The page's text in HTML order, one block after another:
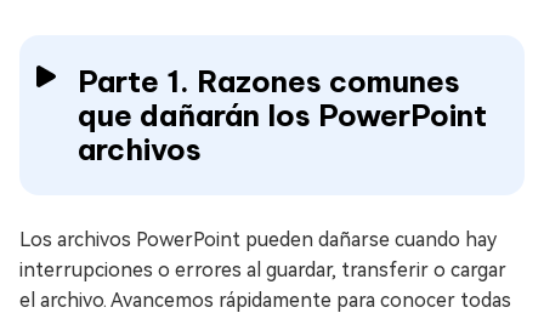
Parte 1. Razones comunes
que dañarán los PowerPoint
archivos
Los archivos PowerPoint pueden dañarse cuando hay
interrupciones o errores al guardar, transferir o cargar
el archivo. Avancemos rápidamente para conocer todas